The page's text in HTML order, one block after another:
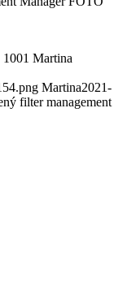
1001 Martina
Martina2021-
filter management